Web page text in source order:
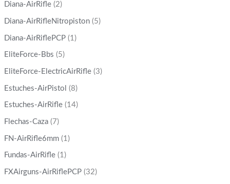
Diana-AirRifle (2)
Diana-AirRifleNitropiston (5)
Diana-AirRiflePCP (1)
EliteForce-Bbs (5)
EliteForce-ElectricAirRifle (3)
Estuches-AirPistol (8)
Estuches-AirRifle (14)
Flechas-Caza (7)
FN-AirRifle6mm (1)
Fundas-AirRifle (1)
FXAirguns-AirRiflePCP (32)